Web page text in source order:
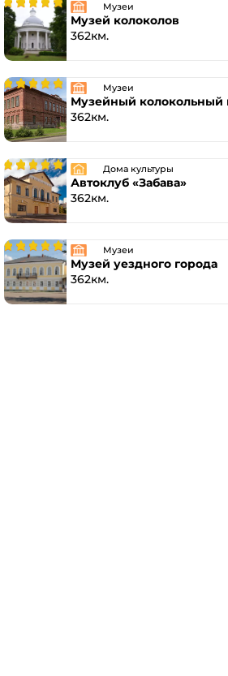
Музеи
Музей колоколов
362км.
Музеи
Музейный колокольный
362км.
Дома культуры
Автоклуб «Забава»
362км.
Музеи
Музей уездного города
362км.